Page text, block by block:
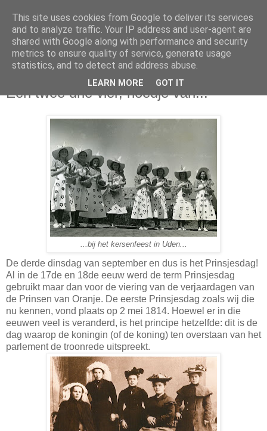
dinsdag 18 september 2012
Eén twee drie vier, hoedje van...
...bij het kersenfeest in Uden...
De derde dinsdag van september en dus is het Prinsjesdag!
Al in de 17de en 18de eeuw werd de term Prinsjesdag
gebruikt maar dan voor de viering van de verjaardagen van
de Prinsen van Oranje. De eerste Prinsjesdag zoals wij die
nu kennen, vond plaats op 2 mei 1814. Hoewel er in die
eeuwen veel is veranderd, is het principe hetzelfde: dit is de
dag waarop de koningin (of de koning) ten overstaan van het
parlement de troonrede uitspreekt.
This site uses cookies from Google to deliver its services
and to analyze traffic. Your IP address and user-agent are
shared with Google along with performance and security
metrics to ensure quality of service, generate usage
statistics, and to detect and address abuse.
LEARN MORE GOT IT